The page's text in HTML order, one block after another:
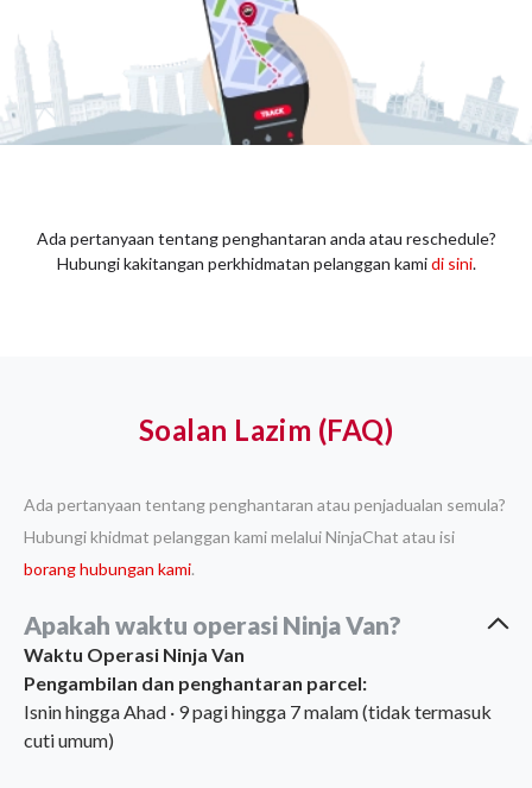
Ada pertanyaan tentang penghantaran anda atau reschedule?
Hubungi kakitangan perkhidmatan pelanggan kami di sini.
Soalan Lazim (FAQ)
Ada pertanyaan tentang penghantaran atau penjadualan semula?
Hubungi khidmat pelanggan kami melalui NinjaChat atau isi
borang hubungan kami.
Apakah waktu operasi Ninja Van?
Waktu Operasi Ninja Van
Pengambilan dan penghantaran parcel:
Isnin hingga Ahad · 9 pagi hingga 7 malam (tidak termasuk
cuti umum)